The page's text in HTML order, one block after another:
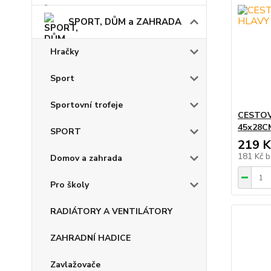
SPORT, DŮM a ZAHRADA
Hračky
Sport
Sportovní trofeje
SPORT
Domov a zahrada
Pro školy
RADIÁTORY A VENTILÁTORY
ZAHRADNÍ HADICE
Zavlažovače
219
181 Kč